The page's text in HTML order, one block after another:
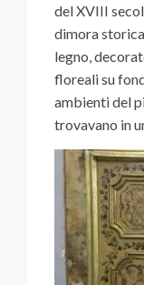
del XVIII
dimora
legno,
floreali su
ambienti del
trovavano in